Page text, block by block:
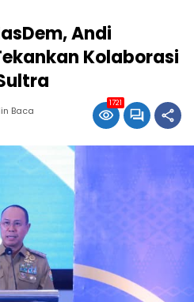
Andi
Kolaborasi
Baca
1721